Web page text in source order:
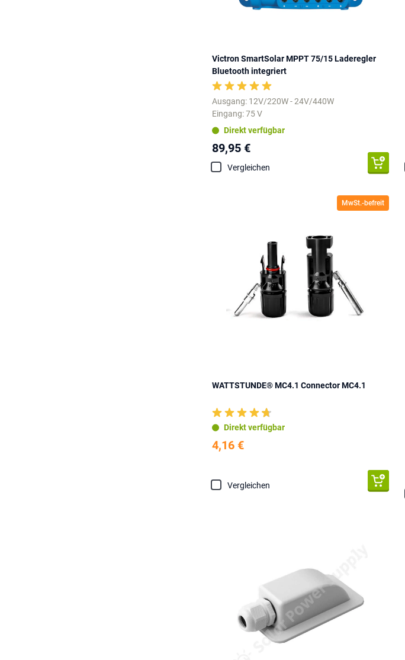
Victron SmartSolar MPPT 75/15 Laderegler
Bluetooth integriert
Ausgang: 12V/220W - 24V/440W
Eingang: 75 V
Direkt verfügbar
89,95 €
Vergleichen
MwSt.-befreit
WATTSTUNDE® MC4.1 Connector MC4.1
Direkt verfügbar
4,16 €
Vergleichen